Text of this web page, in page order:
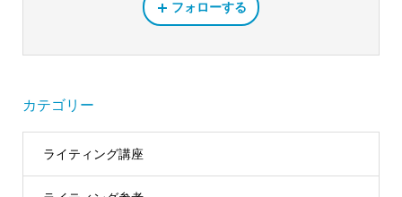
フォローする
カテゴリー
ライティング講座